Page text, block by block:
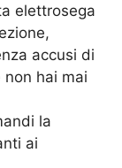
elettrosega
accusi di
hai mai
la
ai